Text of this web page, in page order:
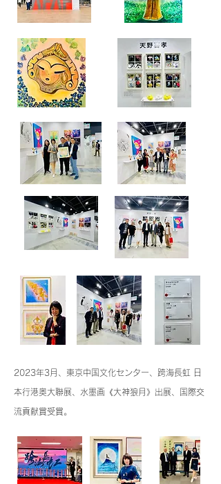
2023年3月、東京中国文化センター、跨海長虹 日
本行港奥大聯展、水墨画《大神狼月》出展、 国際交
流貢献賞受賞。